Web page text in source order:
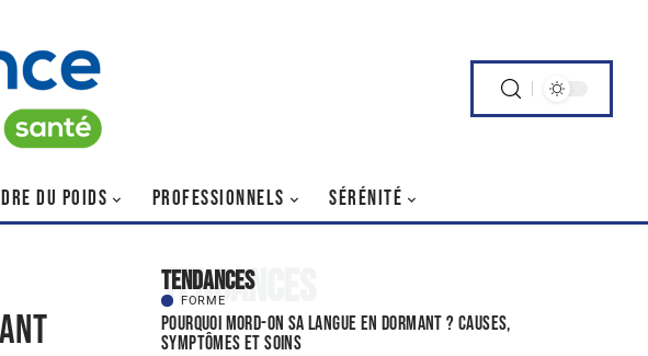
DU POIDS PROFESSIONNELS SÉRÉNITÉ
Tendances
Tendances
FORME
Pourquoi mord-on sa langue en dormant ? Causes,
symptômes et soins